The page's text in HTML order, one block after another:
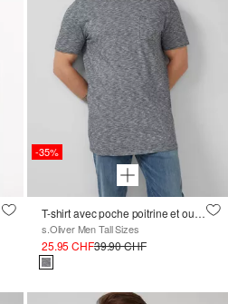
-35%
T-shirt avec poche poitrine et ourlet roulé
s.Oliver Men Tall Sizes
25.95 CHF39.90 CHF